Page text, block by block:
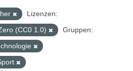
Lizenzen:
(CC0 1.0)
Gruppen: